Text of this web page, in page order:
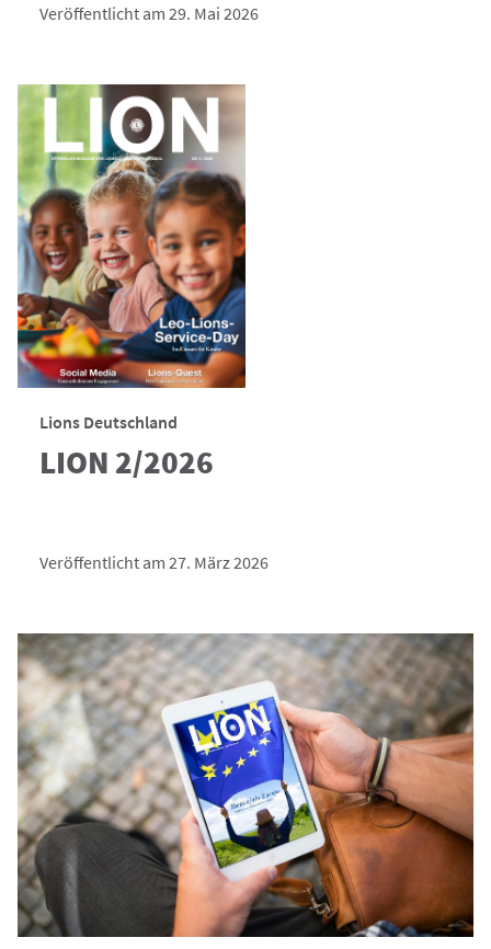
Veröffentlicht am 29. Mai 2026
Lions Deutschland
LION 2/2026
Veröffentlicht am 27. März 2026